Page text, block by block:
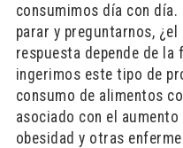
consumimos día con día.
parar y preguntarnos,
respuesta depende de la
ingerimos este tipo de
consumo de alimentos
asociado con el
obesidad y otras